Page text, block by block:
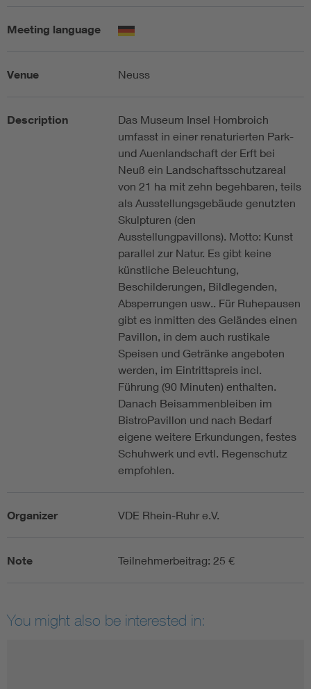
Meeting language
Venue Neuss
Description
Das Museum Insel Hombroich
umfasst in einer renaturierten Park-
und Auenlandschaft der Erft bei
Neuß ein Landschaftsschutzareal
von 21 ha mit zehn begehbaren, teils
als Ausstellungsgebäude genutzten
Skulpturen (den
Ausstellungpavillons). Motto: Kunst
parallel zur Natur. Es gibt keine
künstliche Beleuchtung,
Beschilderungen, Bildlegenden,
Absperrungen usw.. Für Ruhepausen
gibt es inmitten des Geländes einen
Pavillon, in dem auch rustikale
Speisen und Getränke angeboten
werden, im Eintrittspreis incl.
Führung (90 Minuten) enthalten.
Danach Beisammenbleiben im
BistroPavillon und nach Bedarf
eigene weitere Erkundungen, festes
Schuhwerk und evtl. Regenschutz
empfohlen.
Organizer VDE Rhein-Ruhr e.V.
Note Teilnehmerbeitrag: 25 €
You might also be interested in: